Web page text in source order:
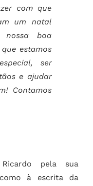
com que
um natal
nossa boa
estamos
ser
e ajudar
Contamos
pela sua
à escrita da